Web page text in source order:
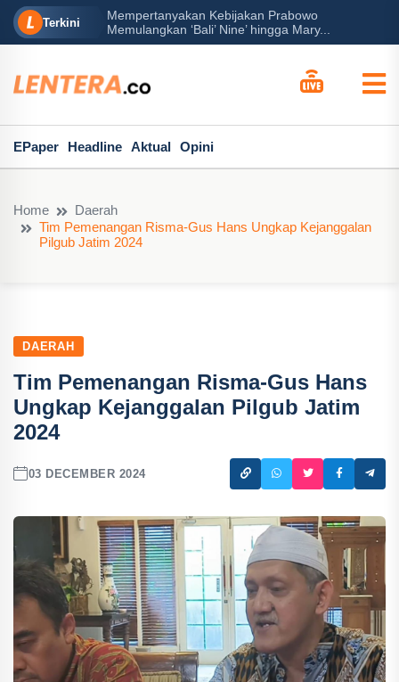
Terkini
Mempertanyakan Kebijakan Prabowo
Memulangkan ‘Bali’ Nine’ hingga Mary...
EPaper Headline Aktual Opini
Home
Daerah
Tim Pemenangan Risma-Gus Hans Ungkap Kejanggalan
Pilgub Jatim 2024
DAERAH
Tim Pemenangan Risma-Gus Hans
Ungkap Kejanggalan Pilgub Jatim
2024
03 DECEMBER 2024